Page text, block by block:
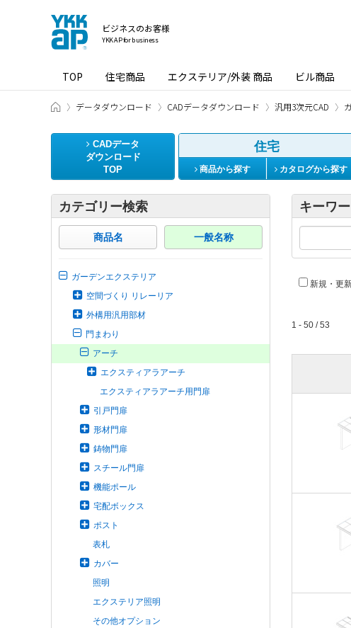
ビジネスのお客様
YKK AP for business
TOP 住宅商品 エクステリア/外装 商品 ビル商品
ビジネスのお客様 HOME
データダウンロード CADデータダウンロード 汎用3次元CAD
CADデータ
ダウンロード
TOP
住宅
商品から探す カタログから探す
カテゴリー検索
商品名 一般名称
ガーデンエクステリア
空間づくり リレーリア
外構用汎用部材
門まわり
アーチ
エクスティアラアーチ
エクスティアラアーチ用門扉
引戸門扉
形材門扉
鋳物門扉
スチール門扉
機能ポール
宅配ボックス
ポスト
表札
カバー
照明
エクステリア照明
その他オプション
キーワ
新規・更
1 - 50 / 53